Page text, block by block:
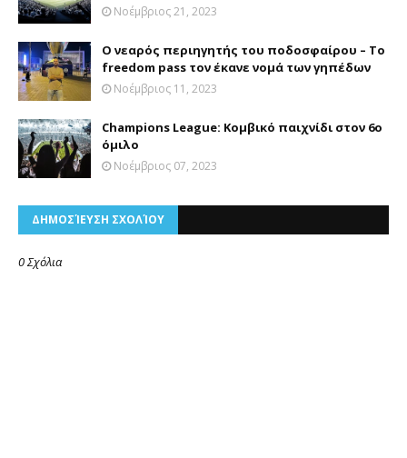
Νοέμβριος 21, 2023
Ο νεαρός περιηγητής του ποδοσφαίρου – Το
freedom pass τον έκανε νομά των γηπέδων
Νοέμβριος 11, 2023
Champions League: Κομβικό παιχνίδι στον 6ο
όμιλο
Νοέμβριος 07, 2023
ΔΗΜΟΣΊΕΥΣΗ ΣΧΟΛΊΟΥ
0 Σχόλια